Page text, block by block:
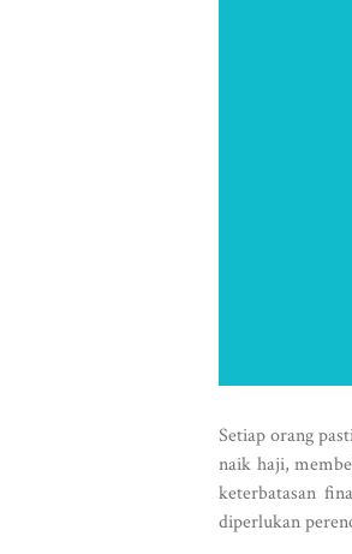
Setiap orang
naik haji,
keterbatasan
diperlukan